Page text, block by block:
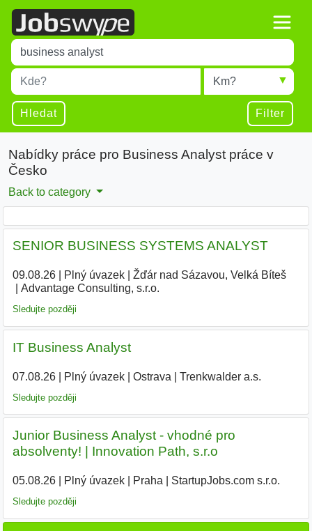
Title
Type 1 or more characters for results.
Místo
Type 1 or more characters for results.
Radius
Hledat Filter
Nabídky práce pro Business Analyst práce v
Česko
Back to category
SENIOR BUSINESS SYSTEMS ANALYST
09.08.26| Plný úvazek| Žďár nad Sázavou, Velká Bíteš|
Advantage Consulting, s.r.o.
Sledujte později
IT Business Analyst
07.08.26| Plný úvazek| Ostrava Trenkwalder a.s.
Sledujte později
Junior Business Analyst - vhodné pro
absolventy! | Innovation Path, s.r.o
05.08.26| Plný úvazek| Praha StartupJobs.com s.r.o.
Sledujte později